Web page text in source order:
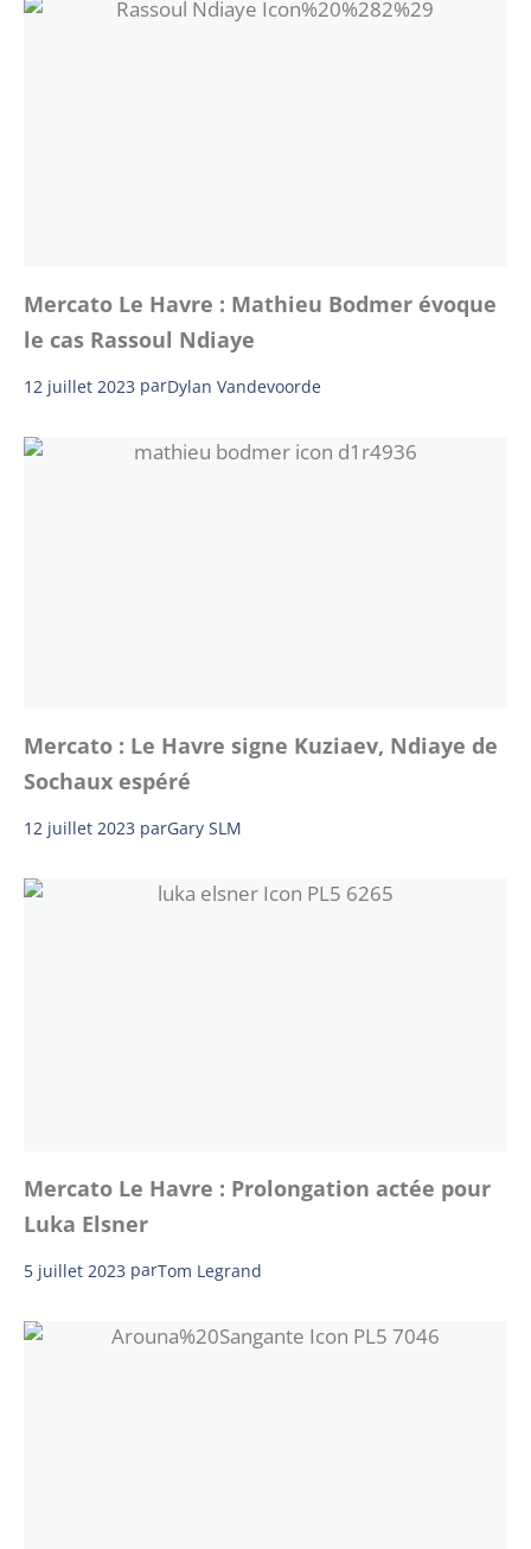
Mercato Le Havre : Mathieu Bodmer évoque
le cas Rassoul Ndiaye
12 juillet 2023 parDylan Vandevoorde
Mercato : Le Havre signe Kuziaev, Ndiaye de
Sochaux espéré
12 juillet 2023 parGary SLM
Mercato Le Havre : Prolongation actée pour
Luka Elsner
5 juillet 2023 parTom Legrand